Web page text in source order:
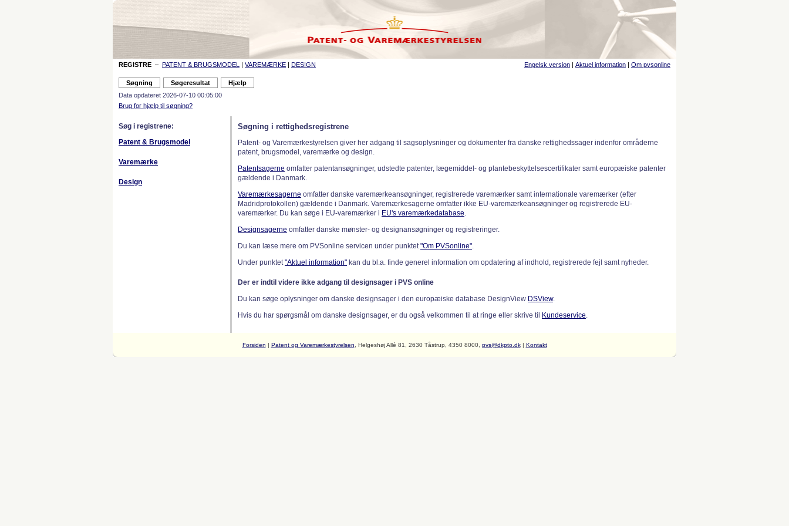
REGISTRE – PATENT & BRUGSMODEL | VAREMÆRKE | DESIGN Engelsk version | Aktuel information | Om pvsonline
Data opdateret 2026-07-10 00:05:00
Brug for hjælp til søgning?
Søg i registrene:
Patent & Brugsmodel
Varemærke
Design
Søgning i rettighedsregistrene
Patent- og Varemærkestyrelsen giver her adgang til sagsoplysninger og dokumenter fra danske rettighedssager indenfor områderne
patent, brugsmodel, varemærke og design.
Patentsagerne omfatter patentansøgninger, udstedte patenter, lægemiddel- og plantebeskyttelsescertifikater samt europæiske patenter
gældende i Danmark.
Varemærkesagerne omfatter danske varemærkeansøgninger, registrerede varemærker samt internationale varemærker (efter
Madridprotokollen) gældende i Danmark. Varemærkesagerne omfatter ikke EU-varemærkeansøgninger og registrerede EU-
varemærker. Du kan søge i EU-varemærker i EU's varemærkedatabase.
Designsagerne omfatter danske mønster- og designansøgninger og registreringer.
Du kan læse mere om PVSonline servicen under punktet"Om PVSonline".
Under punktet"Aktuel information" kan du bl.a. finde generel information om opdatering af indhold, registrerede fejl samt nyheder.
Der er indtil videre ikke adgang til designsager i PVS online
Du kan søge oplysninger om danske designsager i den europæiske database DesignView DSView.
Hvis du har spørgsmål om danske designsager, er du også velkommen til at ringe eller skrive til
Kundeservice.
Forsiden | Patent og Varemærkestyrelsen , Helgeshøj Allé 81, 2630 Tåstrup, 4350 8000, pvs@dkpto.dk| Kontakt